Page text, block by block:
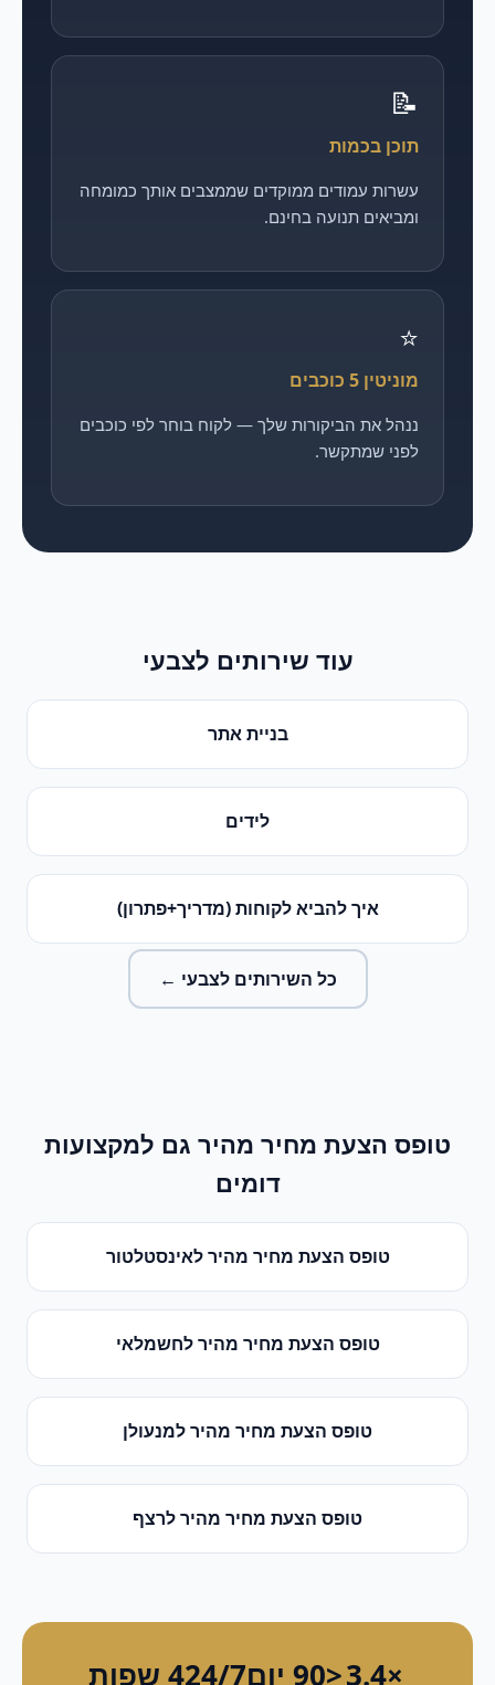
📝
תוכן בכמות
עשרות עמודים ממוקדים שממצבים אותך כמומחה
ומביאים תנועה בחינם.
⭐
מוניטין 5 כוכבים
ננהל את הביקורות שלך — לקוח בוחר לפי כוכבים
לפני שמתקשר.
עוד שירותים לצבעי
בניית אתר
לידים
איך להביא לקוחות (מדריך+פתרון)
כל השירותים לצבעי ←
טופס הצעת מחיר מהיר גם למקצועות
דומים
טופס הצעת מחיר מהירלאינסטלטור
טופס הצעת מחיר מהירלחשמלאי
טופס הצעת מחיר מהירלמנעולן
טופס הצעת מחיר מהירלרצף
×3.4 <90 יום 24/74 שפות